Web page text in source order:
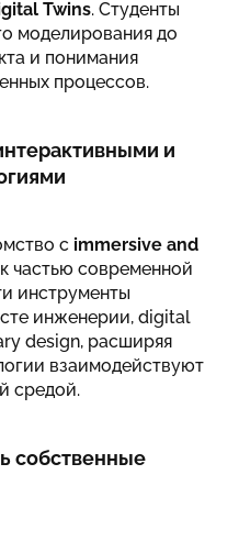
Twins. Студенты
моделирования до
и понимания
процессов.
и
с immersive and
частью современной
инструменты
инженерии, digital
design, расширяя
взаимодействуют
средой.
собственные